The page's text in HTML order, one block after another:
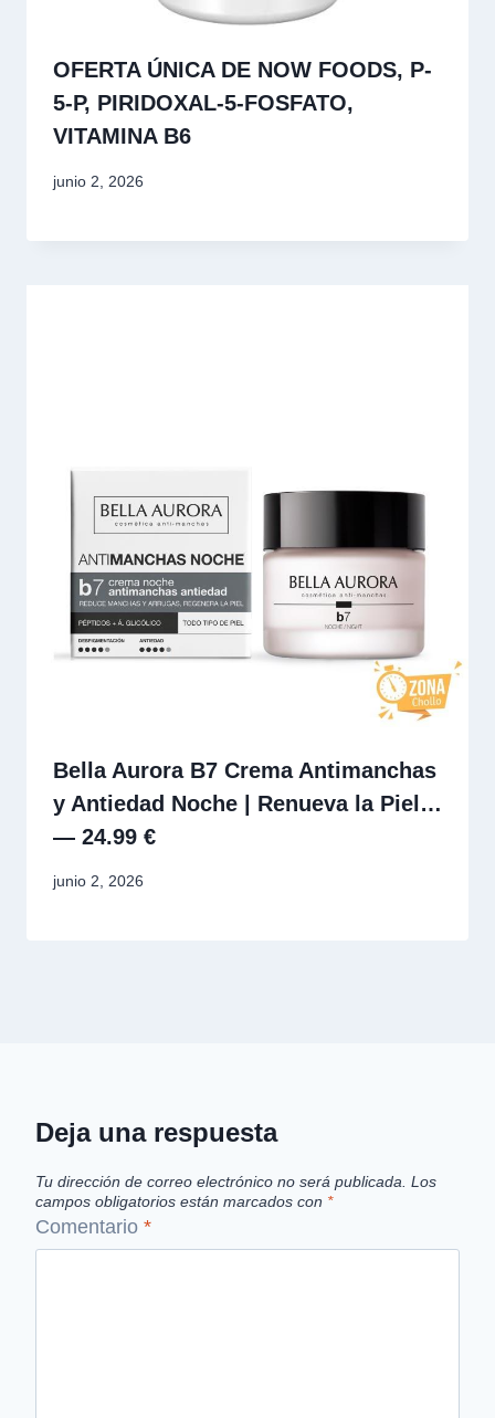
OFERTA ÚNICA DE NOW FOODS, P-
5-P, PIRIDOXAL-5-FOSFATO,
VITAMINA B6
junio 2, 2026
Bella Aurora B7 Crema Antimanchas
y Antiedad Noche | Renueva la Piel…
— 24.99 €
junio 2, 2026
Deja una respuesta
Tu dirección de correo electrónico no será publicada. Los
campos obligatorios están marcados con *
Comentario *